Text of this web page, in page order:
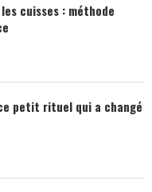
cuisses : méthode
petit rituel qui a changé